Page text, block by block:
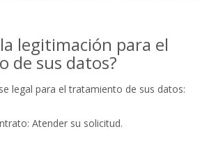
legitimación para el
de sus datos?
legal para el tratamiento de sus datos:
Atender su solicitud.